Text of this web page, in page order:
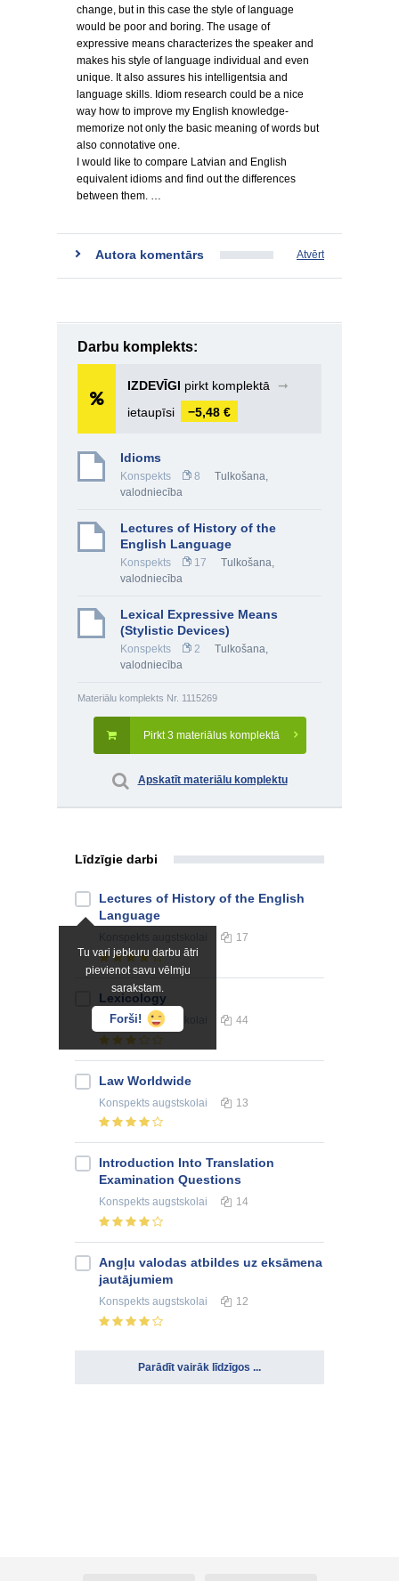
change, but in this case the style of language
would be poor and boring. The usage of
expressive means characterizes the speaker and
makes his style of language individual and even
unique. It also assures his intelligentsia and
language skills. Idiom research could be a nice
way how to improve my English knowledge-
memorize not only the basic meaning of words but
also connotative one.
I would like to compare Latvian and English
equivalent idioms and find out the differences
between them. …
Autora komentārs Atvērt
Darbu komplekts:
IZDEVĪGI pirkt komplektā
➞
ietaupīsi
−5,48 €
Idioms
Konspekts 8
Tulkošana,
valodniecība
Lectures of History of the
English Language
Konspekts 17
Tulkošana,
valodniecība
Lexical Expressive Means
(Stylistic Devices)
Konspekts 2
Tulkošana,
valodniecība
Materiālu komplekts Nr. 1115269
Pirkt 3 materiālus komplektā
Apskatīt materiālu komplektu
Līdzīgie darbi
Tu vari jebkuru darbu ātri
pievienot savu vēlmju
sarakstam.
Forši!
Lectures of History of the English
Language
17
Lexicology
Konspektsaugstskolai 44
Law Worldwide
Konspekts augstskolai 13
Introduction Into Translation
Examination Questions
Konspekts augstskolai 14
Angļu valodas atbildes uz eksāmena
jautājumiem
Konspekts augstskolai 12
Parādīt vairāk līdzīgos ...